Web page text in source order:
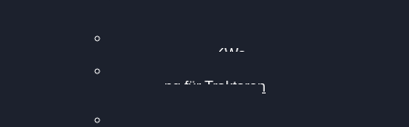
Chiptuning für PKWs
Chiptuning für Traktoren